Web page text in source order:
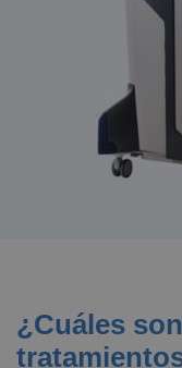
¿Cuáles